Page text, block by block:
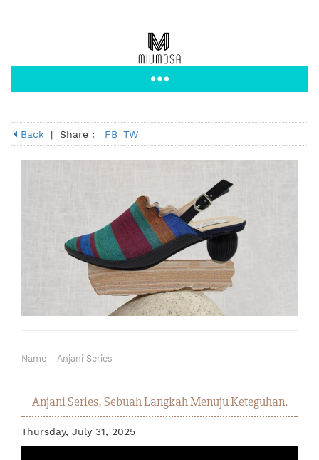
Back | Share : FB TW
Name Anjani Series
Anjani Series, Sebuah Langkah Menuju Keteguhan.
Thursday, July 31, 2025